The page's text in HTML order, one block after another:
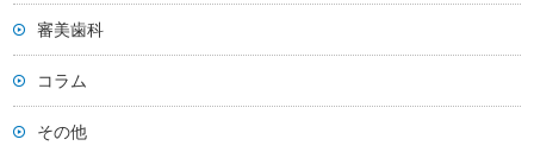
審美歯科
コラム
その他